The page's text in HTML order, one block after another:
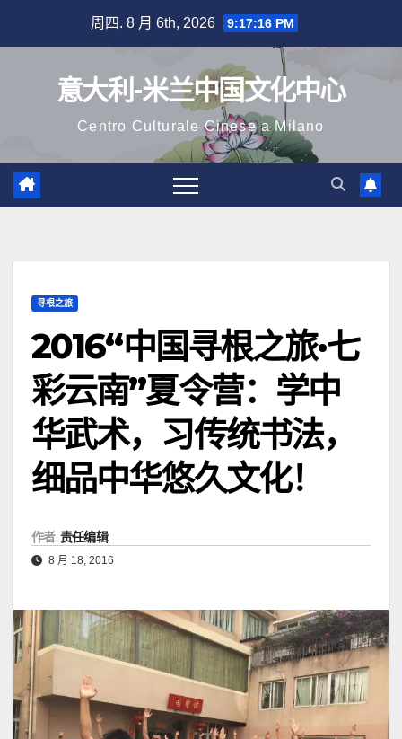
周四. 8 月 6th, 2026 9:17:18 PM
意大利-米兰中国文化中心
Centro Culturale Cinese a Milano
寻根之旅
2016“中国寻根之旅·七
彩云南”夏令营：学中
华武术，习传统书法，
细品中华悠久文化！
作者 责任编辑
8 月 18, 2016